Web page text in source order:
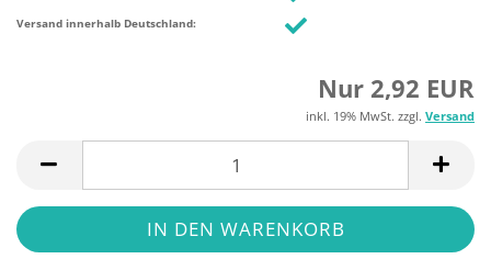
Versand innerhalb Deutschland:
Nur 2,92 EUR
inkl. 19% MwSt. zzgl. Versand